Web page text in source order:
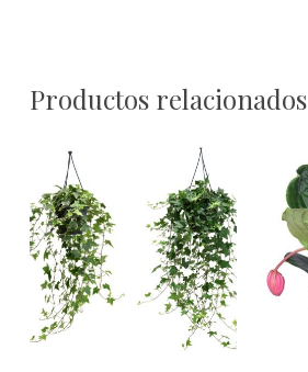
Productos relacionados